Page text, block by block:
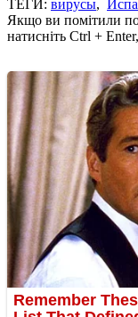
ТЕГИ: вирусы,
Якщо ви помітили
натисніть Ctrl +